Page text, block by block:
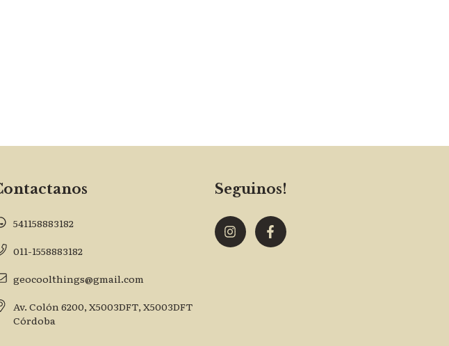
541158883182
011-1558883182
geocoolthings@gmail.com
Av. Colón 6200, X5003DFT, X5003DFT
Córdoba
Seguinos!